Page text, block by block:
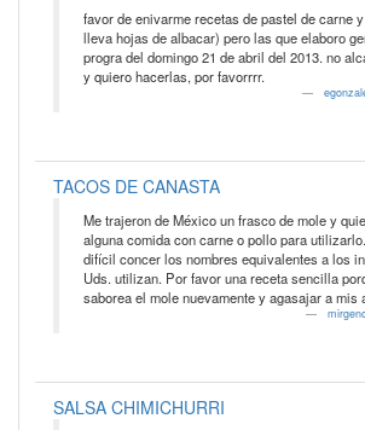
favor de enivarme recetas de pastel de carne
lleva hojas de albacar) pero las que elaboro
progra del domingo 21 de abril del 2013. no
y quiero hacerlas, por favorrrr.
TACOS DE CANASTA
Me trajeron de México un frasco de mole y
alguna comida con carne o pollo para
difícil concer los nombres equivalentes a los
Uds. utilizan. Por favor una receta sencilla
saborea el mole nuevamente y agasajar a mis
SALSA CHIMICHURRI